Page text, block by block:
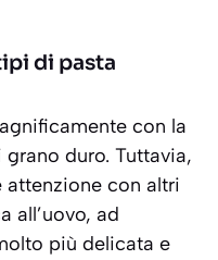
di pasta
con la
duro. Tuttavia,
con altri
all’uovo, ad
più delicata e